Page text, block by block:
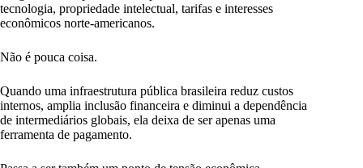
tecnologia, propriedade intelectual, tarifas e interesses
econômicos norte-americanos.
Não é pouca coisa.
Quando uma infraestrutura pública brasileira reduz custos
internos, amplia inclusão financeira e diminui a dependência
de intermediários globais, ela deixa de ser apenas uma
ferramenta de pagamento.